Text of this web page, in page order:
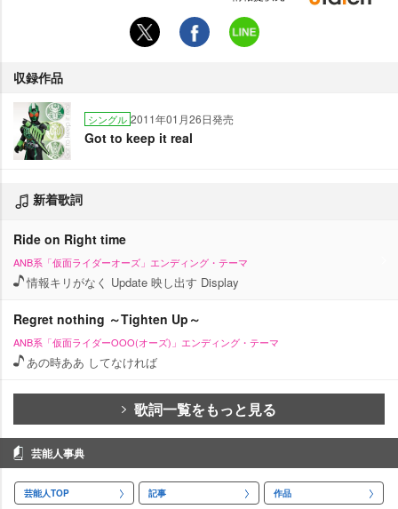
収録作品
シングル 2011年01月26日発売
Got to keep it real
新着歌詞
Ride on Right time
ANB系「仮面ライダーオーズ」エンディング・テーマ
情報キリがなく Update 映し出す Display
Regret nothing ～Tighten Up～
ANB系「仮面ライダーOOO(オーズ)」エンディング・テーマ
あの時ああ してなければ
歌詞一覧をもっと見る
芸能人事典
芸能人TOP 記事 作品